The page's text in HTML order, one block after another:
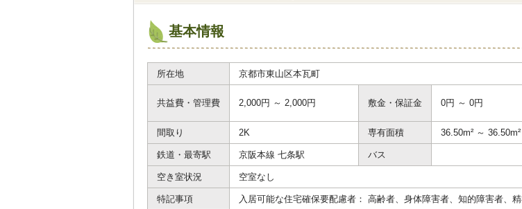
基本情報
所在地 京都市東山区本瓦町
共益費・管理費 2,000円 ～ 2,000円 敷金・保証金 0円 ～ 0円
間取り 2K 専有面積 36.50m² ～ 36.50m²
鉄道・最寄駅 京阪本線 七条駅 バス
空き室状況 空室なし
特記事項 入居可能な住宅確保要配慮者： 高齢者、身体障害者、知的障害者、